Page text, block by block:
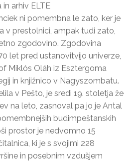
in arhiv ELTE
ni pomembna le zato, ker je
v prestolnici, ampak tudi zato,
zgodovino. Zgodovina
let pred ustanovitvijo univerze,
Miklós Oláh iz Esztergoma
in knjižnico v Nagyszombatu.
v Pešto, je sredi 19. stoletja že
na leto, zasnoval pa jo je Antal
budimpeštanskih
prostor je nedvomno 15
ki je s svojimi 228
in posebnim vzdušjem